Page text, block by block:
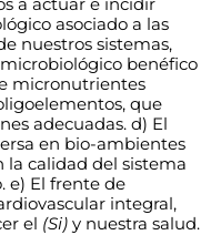
asociado a las
nuestros sistemas,
benéfico
micronutrientes
que
adecuadas. d) El
en bio-ambientes
la calidad del sistema
e) El frente de
integral,
el (Si) y nuestra salud.